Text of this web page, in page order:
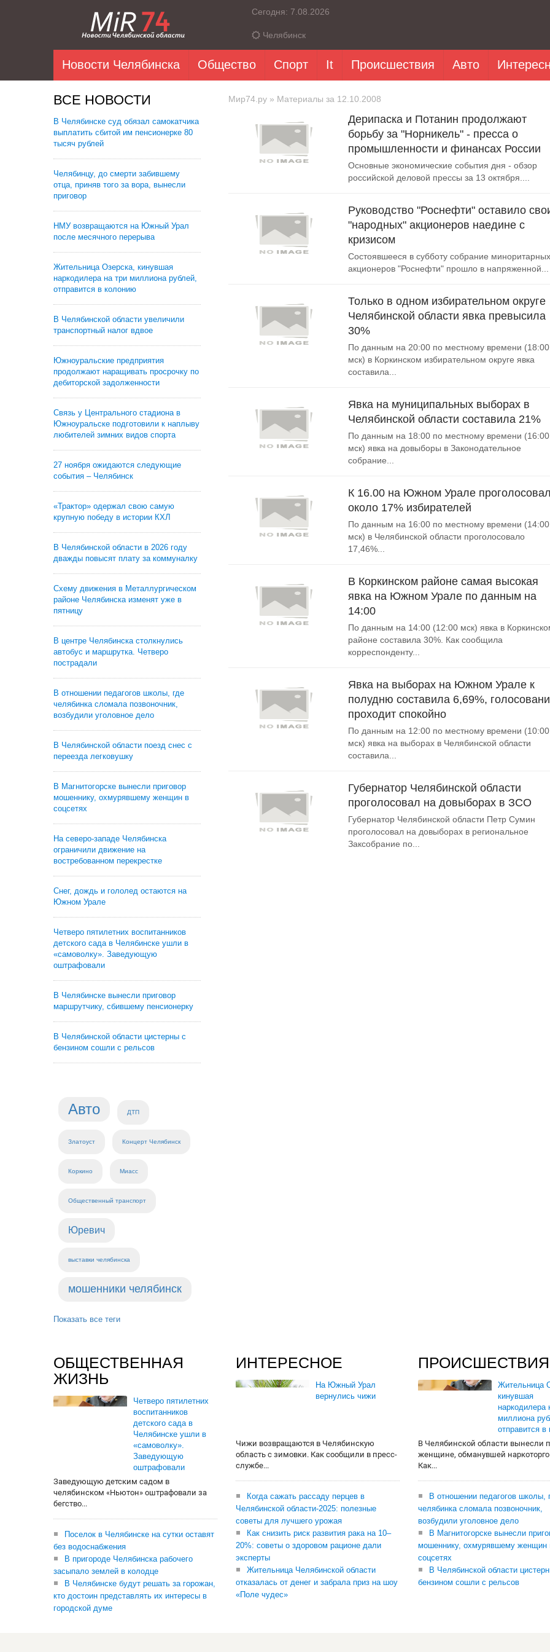
Сегодня: 7.08.2026
Челябинск
Новости Челябинска Общество Спорт It Происшествия Авто
ВСЕ НОВОСТИ
В Челябинске суд обязал самокатчика
выплатить сбитой им пенсионерке 80
тысяч рублей
Челябинцу, до смерти забившему
отца, приняв того за вора, вынесли
приговор
НМУ возвращаются на Южный Урал
после месячного перерыва
Жительница Озерска, кинувшая
наркодилера на три миллиона рублей,
отправится в колонию
В Челябинской области увеличили
транспортный налог вдвое
Южноуральские предприятия
продолжают наращивать просрочку по
дебиторской задолженности
Связь у Центрального стадиона в
Южноуральске подготовили к наплыву
любителей зимних видов спорта
27 ноября ожидаются следующие
события – Челябинск
«Трактор» одержал свою самую
крупную победу в истории КХЛ
В Челябинской области в 2026 году
дважды повысят плату за коммуналку
Схему движения в Металлургическом
районе Челябинска изменят уже в
пятницу
В центре Челябинска столкнулись
автобус и маршрутка. Четверо
пострадали
В отношении педагогов школы, где
челябинка сломала позвоночник,
возбудили уголовное дело
В Челябинской области поезд снес с
переезда легковушку
В Магнитогорске вынесли приговор
мошеннику, охмурявшему женщин в
соцсетях
На северо-западе Челябинска
ограничили движение на
востребованном перекрестке
Снег, дождь и гололед остаются на
Южном Урале
Четверо пятилетних воспитанников
детского сада в Челябинске ушли в
«самоволку». Заведующую
оштрафовали
В Челябинске вынесли приговор
маршрутчику, сбившему пенсионерку
В Челябинской области цистерны с
бензином сошли с рельсов
Авто ДТП
Златоуст Концерт Челябинск
Коркино Миасс
Общественный транспорт
Юревич
выставки челябинска
мошенники челябинск
Показать все теги
Мир74.ру » Материалы за 12.10.2008
Дерипаска и Потанин продолжают
борьбу за "Норникель" - пресса о
промышленности и финансах России
Основные экономические события дня - обзор
российской деловой прессы за 13 октября....
Руководство "Роснефти" оставило
"народных" акционеров наедине с
кризисом
Состоявшееся в субботу собрание миноритарных
акционеров "Роснефти" прошло в напряженной...
Только в одном избирательном округе
Челябинской области явка превысила
30%
По данным на 20:00 по местному времени (18:00
мск) в Коркинском избирательном округе явка
составила...
Явка на муниципальных выборах в
Челябинской области составила 21%
По данным на 18:00 по местному времени (16:00
мск) явка на довыборы в Законодательное
собрание...
К 16.00 на Южном Урале
около 17% избирателей
По данным на 16:00 по местному времени (14:00
мск) в Челябинской области проголосовало
17,46%...
В Коркинском районе самая высокая
явка на Южном Урале по данным на
14:00
По данным на 14:00 (12:00 мск) явка в
районе составила 30%. Как сообщила
корреспонденту...
Явка на выборах на Южном Урале к
полудню составила 6,69%,
проходит спокойно
По данным на 12:00 по местному времени (10:00
мск) явка на выборах в Челябинской области
составила...
Губернатор Челябинской области
проголосовал на довыборах в ЗСО
Губернатор Челябинской области Петр Сумин
проголосовал на довыборах в региональное
Заксобрание по...
ОБЩЕСТВЕННАЯ
ЖИЗНЬ
Четверо пятилетних
воспитанников
детского сада в
Челябинске ушли в
«самоволку».
Заведующую
оштрафовали
Заведующую детским садом в
челябинском «Ньютон» оштрафовали за
бегство...
Поселок в Челябинске на сутки оставят
без водоснабжения
В пригороде Челябинска рабочего
засыпало землей в колодце
В Челябинске будут решать за горожан,
кто достоин представлять их интересы в
городской думе
ИНТЕРЕСНОЕ
На Южный Урал
вернулись чижи
Чижи возвращаются в Челябинскую
область с зимовки. Как сообщили в пресс-
службе...
Когда сажать рассаду перцев в
Челябинской области-2025: полезные
советы для лучшего урожая
Как снизить риск развития рака на 10–
20%: советы о здоровом рационе дали
эксперты
Жительница Челябинской области
отказалась от денег и забрала приз на шоу
«Поле чудес»
ПРОИСШЕСТВИЯ
Жительница
кинувшая
наркодилера
миллиона
отправится
В Челябинской области вынесли
женщине, обманувшей
Как...
В отношении педагогов школы,
челябинка сломала позвоночник,
возбудили уголовное дело
В Магнитогорске вынесли
мошеннику, охмурявшему женщин
соцсетях
В Челябинской области
бензином сошли с рельсов